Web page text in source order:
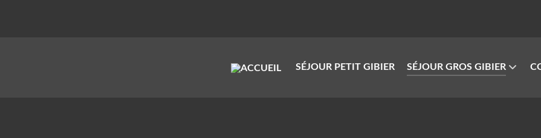
SÉJOUR PETIT GIBIER SÉJOUR GROS GIBIER